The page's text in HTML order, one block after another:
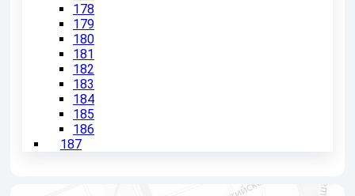
178
179
180
181
182
183
184
185
186
187